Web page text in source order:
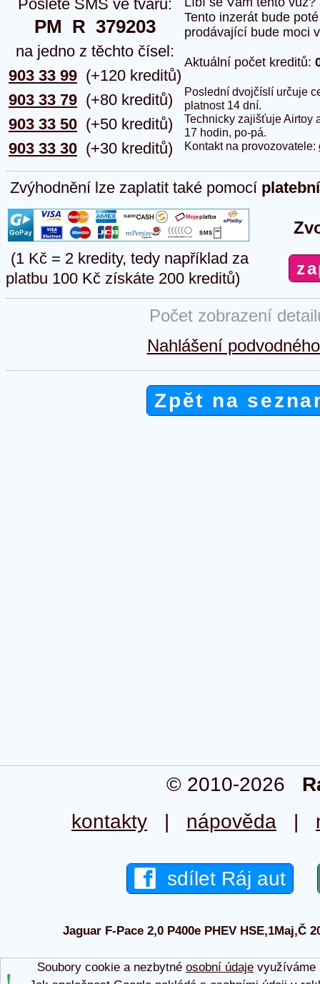
Pošlete SMS ve tvaru:
PM  R  379203
na jedno z těchto čísel:
903 33 99
903 33 79
903 33 50
903 33 30
(+120 kreditů)
(+80 kreditů)
(+50 kreditů)
(+30 kreditů)
Tento inzerát bude
prodávající bude moci
Aktuální počet kreditů:
Poslední dvojčíslí určuje
platnost 14 dní.
Technicky zajišťuje Airtoy
17 hodin, po-pá.
Kontakt na provozovatele:
Zvýhodnění lze zaplatit také pomocí
(1 Kč = 2 kredity, tedy například za
platbu 100 Kč získáte 200 kreditů)
Počet zobrazení
Nahlášení
Zpět na
© 2010-2026
kontakty | nápověda |
sdílet Ráj aut
Jaguar F-Pace 2,0 P400e PHEV HSE,1Maj,Č
Soubory cookie a nezbytné osobní údajevyužíváme